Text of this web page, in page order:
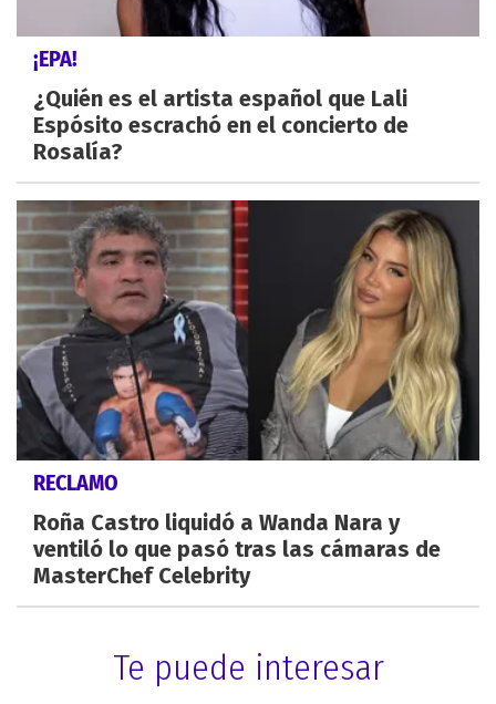
¡EPA!
¿Quién es el artista español que Lali
Espósito escrachó en el concierto de
Rosalía?
RECLAMO
Roña Castro liquidó a Wanda Nara y
ventiló lo que pasó tras las cámaras de
MasterChef Celebrity
Te puede interesar